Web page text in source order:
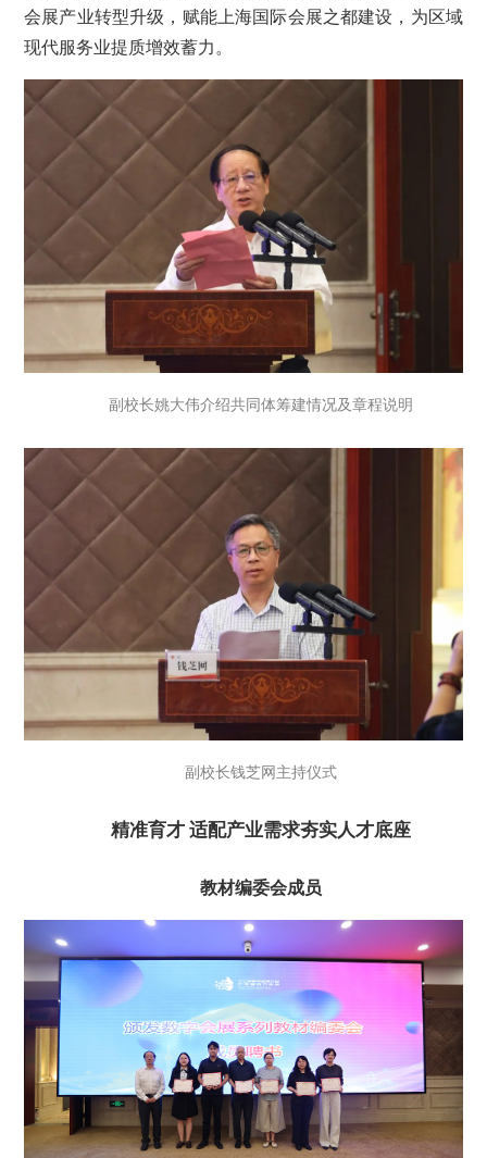
会展产业转型升级，赋能上海国际会展之都建设，为区域
现代服务业提质增效蓄力。
副校长姚大伟介绍共同体筹建情况及章程说明
副校长钱芝网主持仪式
精准育才 适配产业需求夯实人才底座
教材编委会成员